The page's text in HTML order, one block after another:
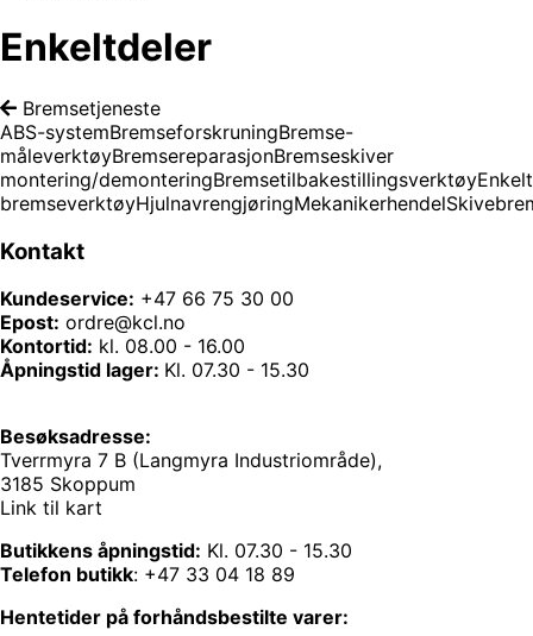
Enkeltdeler
Bremsetjeneste
ABS-systemBremseforskruningBremse-
måleverktøyBremsereparasjonBremseskiver
montering/demonteringBremsetilbakestillingsverktøy
bremseverktøyHjulnavrengjøringMekanikerhendel
Kontakt
Kundeservice: +47 66 75 30 00
Epost: ordre@kcl.no
Kontortid: kl. 08.00 - 16.00
Åpningstid lager: Kl. 07.30 - 15.30
Besøksadresse:
Tverrmyra 7 B (Langmyra Industriområde),
3185 Skoppum
Link til kart
Butikkens åpningstid: Kl. 07.30 - 15.30
Telefon butikk: +47 33 04 18 89
Hentetider på forhåndsbestilte varer: